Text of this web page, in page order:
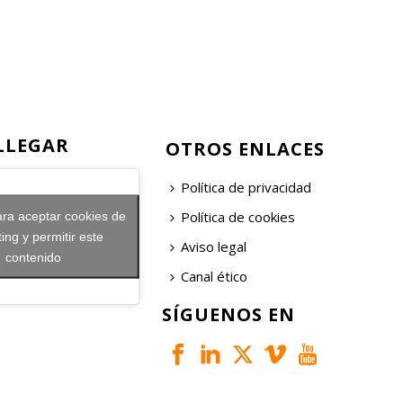
aceptar cookies de
y permitir este
contenido
OTROS ENLACES
Política de privacidad
Política de cookies
Aviso legal
Canal ético
SÍGUENOS EN